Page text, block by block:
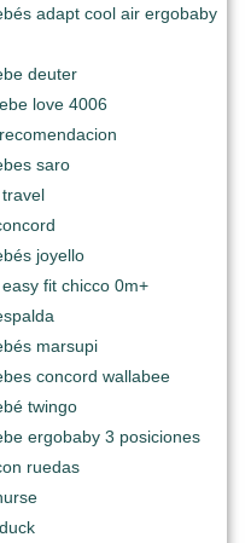
adapt cool air ergobaby
deuter
love 4006
saro
joyello
fit chicco 0m+
marsupi
concord wallabee
twingo
ergobaby 3 posiciones
ruedas